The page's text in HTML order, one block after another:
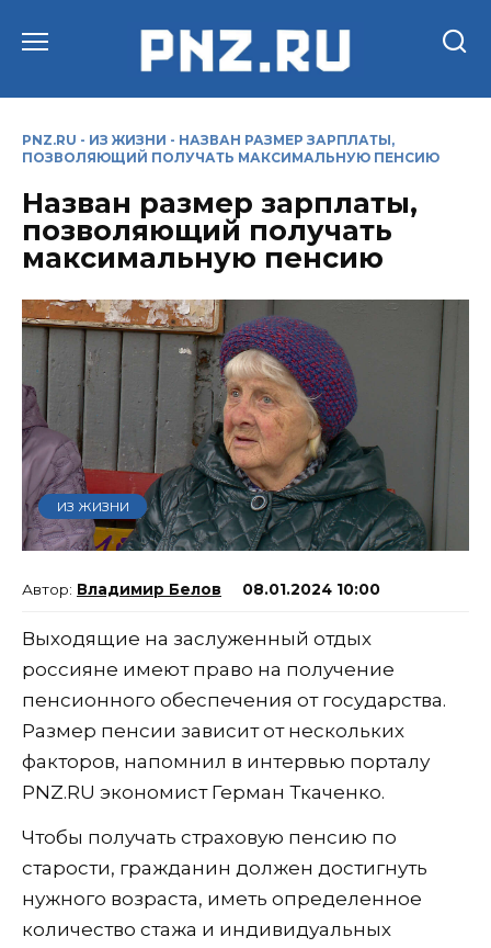
PNZ.RU - ИЗ ЖИЗНИ - НАЗВАН РАЗМЕР ЗАРПЛАТЫ,
ПОЗВОЛЯЮЩИЙ ПОЛУЧАТЬ МАКСИМАЛЬНУЮ ПЕНСИЮ
Назван размер зарплаты,
позволяющий получать
максимальную пенсию
ИЗ ЖИЗНИ
Владимир Белов 08.01.2024 10:00
Выходящие на заслуженный отдых
россияне имеют право на получение
пенсионного обеспечения от государства.
Размер пенсии зависит от нескольких
факторов, напомнил в интервью порталу
PNZ.RU экономист Герман Ткаченко.
Чтобы получать страховую пенсию по
старости, гражданин должен достигнуть
нужного возраста, иметь определенное
количество стажа и индивидуальных